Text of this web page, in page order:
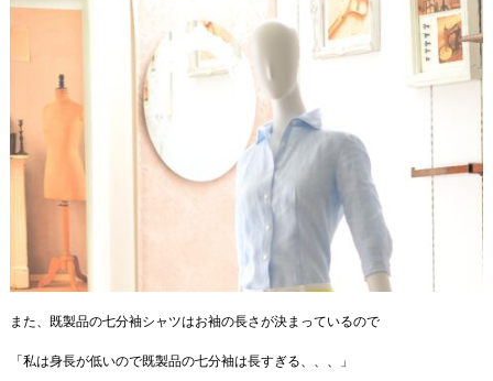
また、既製品の七分袖シャツはお袖の長さが決まっているので
「私は身長が低いので既製品の七分袖は長すぎる、、、」